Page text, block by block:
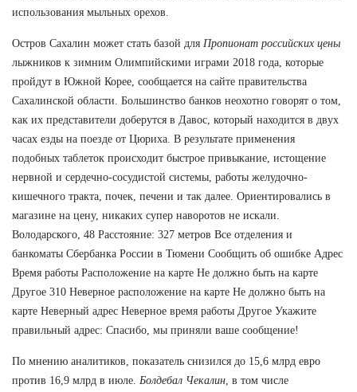
использования мыльных орехов.
Остров Сахалин может стать базой для Пропионат российских цены
лыжников к зимним Олимпийскими играми 2018 года, которые
пройдут в Южной Корее, сообщается на сайте правительства
Сахалинской области. Большинство банков неохотно говорят о том,
как их представители доберутся в Давос, который находится в двух
часах езды на поезде от Цюриха. В результате применения
подобных таблеток происходит быстрое привыкание, истощение
нервной и сердечно-сосудистой системы, работы желудочно-
кишечного тракта, почек, печени и так далее. Ориентировались в
магазине на цену, никаких супер наворотов не искали.
Володарского, 48 Расстояние: 327 метров Все отделения и
банкоматы Сбербанка России в Тюмени Сообщить об ошибке Адрес
Время работы Расположение на карте Не должно быть на карте
Другое 310 Неверное расположение на карте Не должно быть на
карте Неверный адрес Неверное время работы Другое Укажите
правильный адрес: Спасибо, мы приняли ваше сообщение!
По мнению аналитиков, показатель снизился до 15,6 млрд евро
против 16,9 млрд в июле. Болдебал Чекалин , в том числе